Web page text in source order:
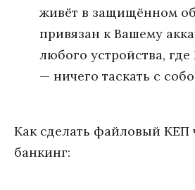
живёт в защищённом
привязан к Вашему
любого устройства,
— ничего таскать с
Как сделать файловый КЕП
банкинг: